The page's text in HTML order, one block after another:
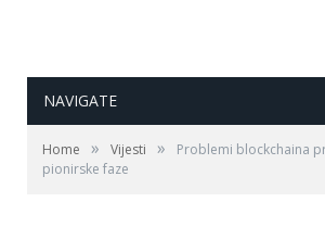
NAVIGATE
Home » Vijesti »
Problemi blockchaina
pionirske faze